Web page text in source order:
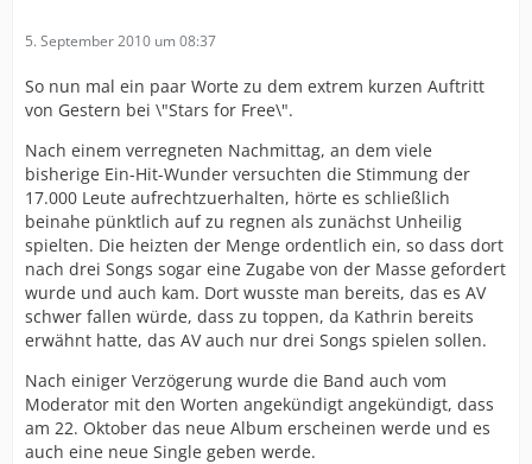
5. September 2010 um 08:37
So nun mal ein paar Worte zu dem extrem kurzen Auftritt
von Gestern bei \"Stars for Free\".
Nach einem verregneten Nachmittag, an dem viele
bisherige Ein-Hit-Wunder versuchten die Stimmung der
17.000 Leute aufrechtzuerhalten, hörte es schließlich
beinahe pünktlich auf zu regnen als zunächst Unheilig
spielten. Die heizten der Menge ordentlich ein, so dass dort
nach drei Songs sogar eine Zugabe von der Masse gefordert
wurde und auch kam. Dort wusste man bereits, das es AV
schwer fallen würde, dass zu toppen, da Kathrin bereits
erwähnt hatte, das AV auch nur drei Songs spielen sollen.
Nach einiger Verzögerung wurde die Band auch vom
Moderator mit den Worten angekündigt angekündigt, dass
am 22. Oktober das neue Album erscheinen werde und es
auch eine neue Single geben werde.